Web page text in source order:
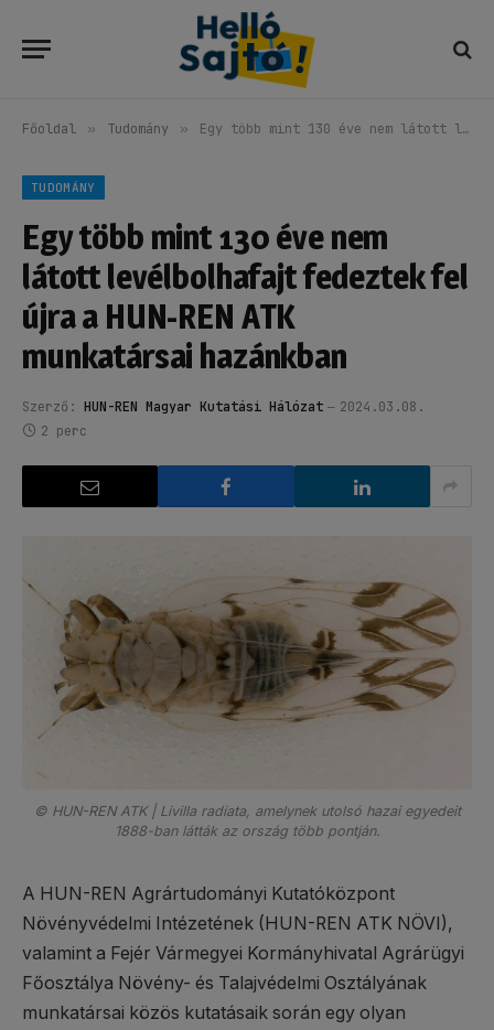
Főoldal » Tudomány » Egy több mint 130 éve nem látott levélbolhafajt fedeztek fel újra a HUN-REN ATK munkatársai hazánkban
TUDOMÁNY
Egy több mint 130 éve nem
látott levélbolhafajt fedeztek fel
újra a HUN-REN ATK
munkatársai hazánkban
Szerző: HUN-REN Magyar Kutatási Hálózat
2024.03.08.
2 perc
© HUN-REN ATK | Livilla radiata, amelynek utolsó hazai egyedeit
1888-ban látták az ország több pontján.
A HUN-REN Agrártudományi Kutatóközpont
Növényvédelmi Intézetének (HUN-REN ATK NÖVI),
valamint a Fejér Vármegyei Kormányhivatal Agrárügyi
Főosztálya Növény- és Talajvédelmi Osztályának
munkatársai közös kutatásaik során egy olyan